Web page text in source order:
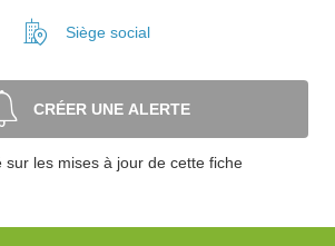
Siège social
CRÉER UNE ALERTE
sur les mises à jour de cette fiche